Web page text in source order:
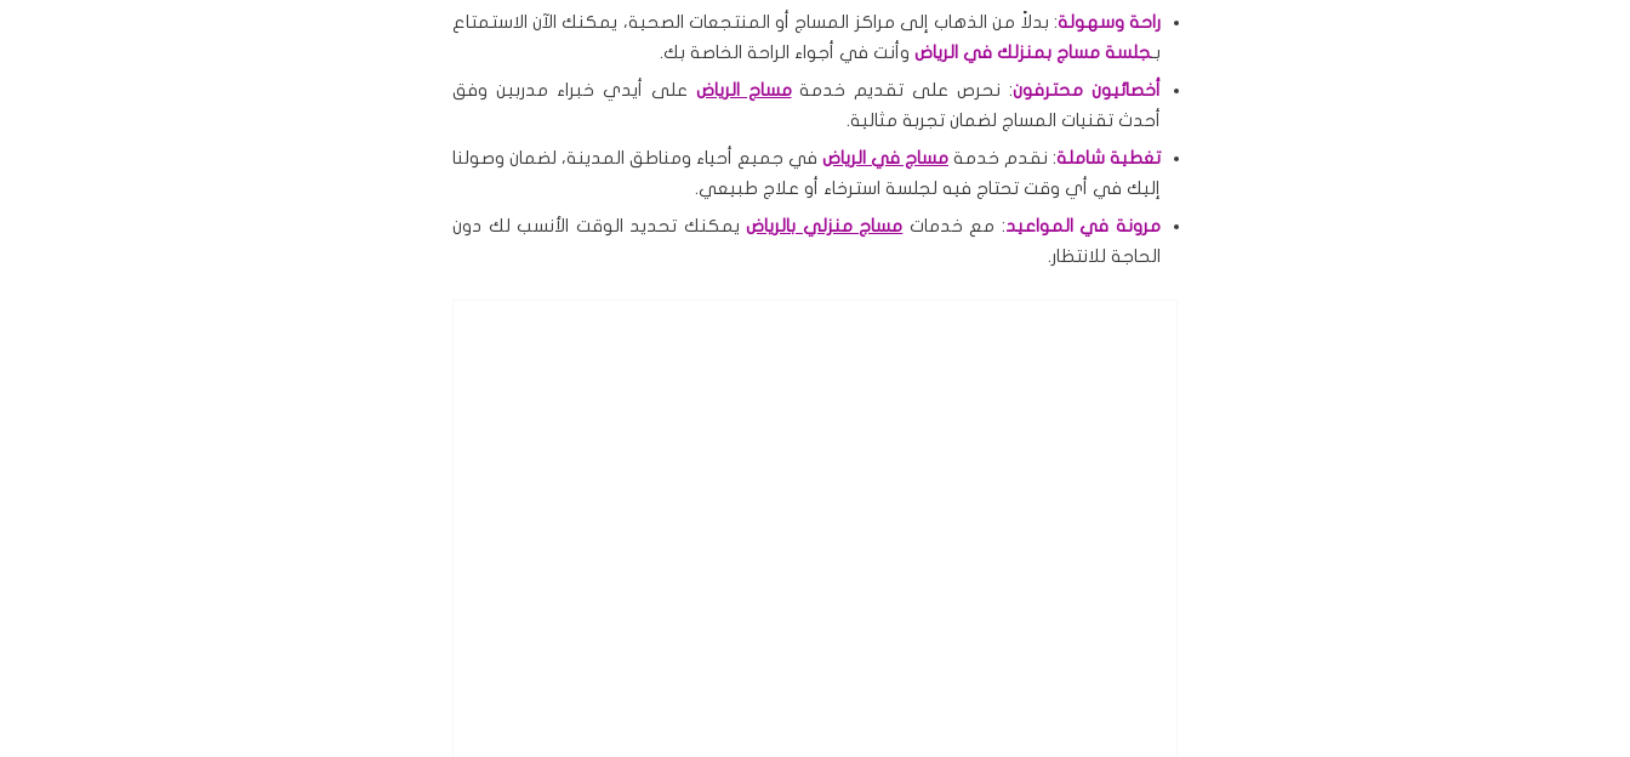
راحة وسهولة: بدلاً من الذهاب إلى مراكز المساج أو المنتجعات الصحية، يمكنك الآن الاستمتاع
بـجلسة مساج بمنزلك في الرياضوأنت في أجواء الراحة الخاصة بك.
أخصائيون محترفون: نحرص على تقديم خدمةمساج الرياض على أيدي خبراء مدربين وفق
أحدث تقنيات المساج لضمان تجربة مثالية.
تغطية شاملة: نقدم خدمة مساج في الرياضفي جميع أحياء ومناطق المدينة، لضمان وصولنا
إليك في أي وقت تحتاج فيه لجلسة استرخاء أو علاج طبيعي.
مرونة في المواعيد: مع خدمات مساج منزلي بالرياضيمكنك تحديد الوقت الأنسب لك دون
الحاجة للانتظار.